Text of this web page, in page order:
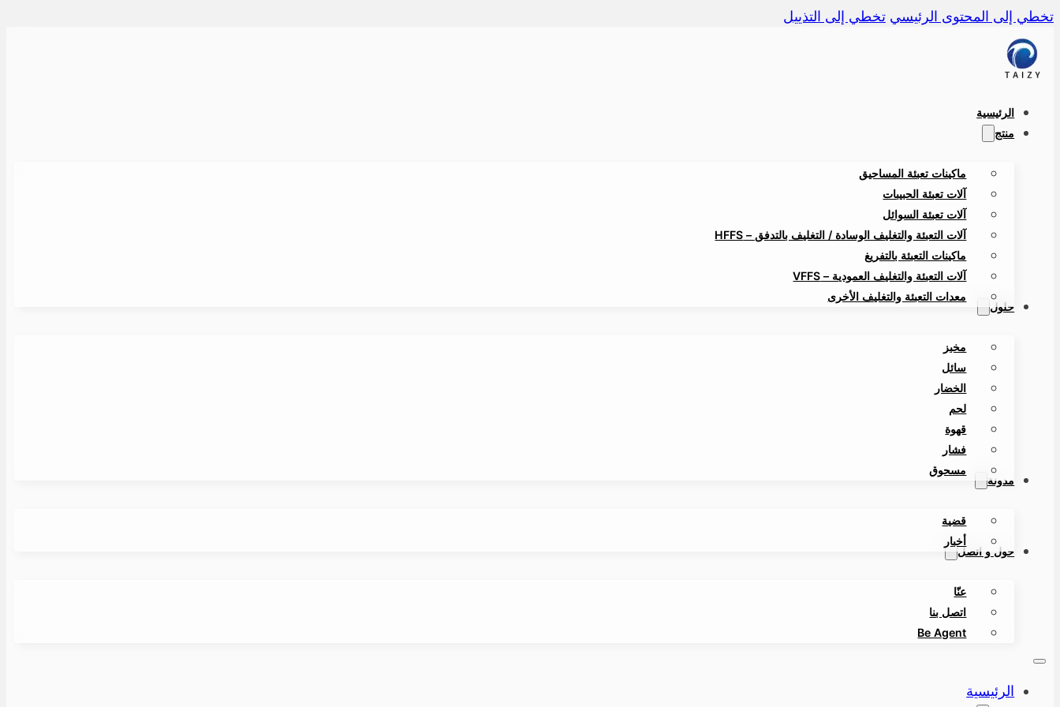
تخطي إلى المحتوى الرئيسي تخطي إلى التذييل
الرئيسية
منتج
ماكينات تعبئة المساحيق
آلات تعبئة الحبيبات
آلات تعبئة السوائل
آلات التعبئة والتغليف الوسادة / التغليف بالتدفق – HFFS
ماكينات التعبئة بالتفريغ
آلات التعبئة والتغليف العمودية – VFFS
معدات التعبئة والتغليف الأخرى
حلول
مخبز
سائل
الخضار
لحم
قهوة
فشار
مسحوق
مدونة
قضية
أخبار
حول و اتصل
عنّا
اتصل بنا
Be Agent
الرئيسية